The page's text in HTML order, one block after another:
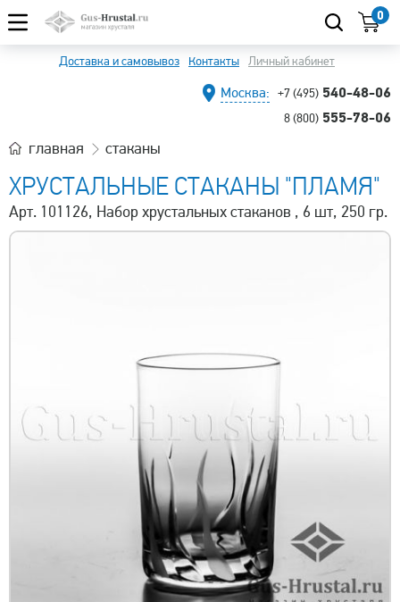
0
Доставка и самовывоз Контакты Личный кабинет
Москва: +7 (495) 540-48-06
8 (800) 555-78-06
главная стаканы
ХРУСТАЛЬНЫЕ СТАКАНЫ "ПЛАМЯ"
Арт. 101126, Набор хрустальных стаканов , 6 шт, 250 гр.